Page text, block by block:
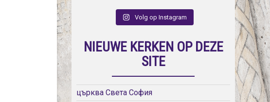
Volg op Instagram
NIEUWE KERKEN OP DEZE
SITE
църква Света София